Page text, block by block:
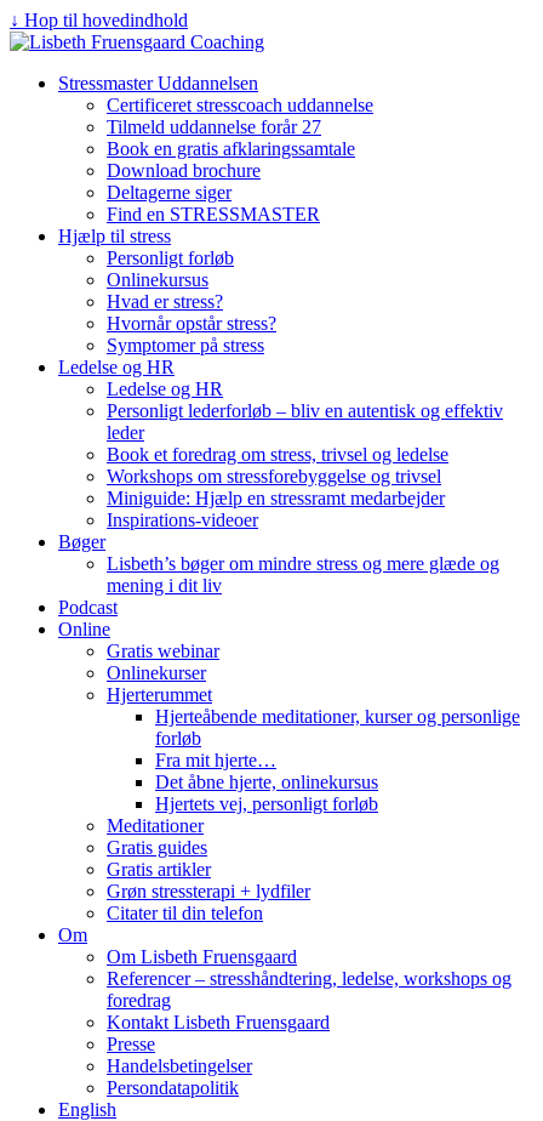
↓ Hop til hovedindhold
Stressmaster Uddannelsen
Certificeret stresscoach uddannelse
Tilmeld uddannelse forår 27
Book en gratis afklaringssamtale
Download brochure
Deltagerne siger
Find en STRESSMASTER
Hjælp til stress
Personligt forløb
Onlinekursus
Hvad er stress?
Hvornår opstår stress?
Symptomer på stress
Ledelse og HR
Ledelse og HR
Personligt lederforløb – bliv en autentisk og effektiv
leder
Book et foredrag om stress, trivsel og ledelse
Workshops om stressforebyggelse og trivsel
Miniguide: Hjælp en stressramt medarbejder
Inspirations-videoer
Bøger
Lisbeth’s bøger om mindre stress og mere glæde og
mening i dit liv
Podcast
Online
Gratis webinar
Onlinekurser
Hjerterummet
Hjerteåbende meditationer, kurser og personlige
forløb
Fra mit hjerte…
Det åbne hjerte, onlinekursus
Hjertets vej, personligt forløb
Meditationer
Gratis guides
Gratis artikler
Grøn stressterapi + lydfiler
Citater til din telefon
Om
Om Lisbeth Fruensgaard
Referencer – stresshåndtering, ledelse, workshops og
foredrag
Kontakt Lisbeth Fruensgaard
Presse
Handelsbetingelser
Persondatapolitik
English